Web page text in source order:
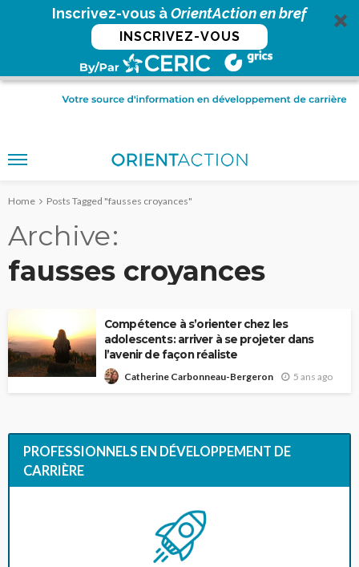
Inscrivez-vous àOrientAction en bref
INSCRIVEZ-VOUS
Home Posts Tagged "fausses croyances"
Archive
fausses croyances
Compétence à s’orienter chez les
adolescents : arriver à se projeter dans
l’avenir de façon réaliste
Catherine Carbonneau-Bergeron 5 ans ago
PROFESSIONNELS EN DÉVELOPPEMENT DE
CARRIÈRE